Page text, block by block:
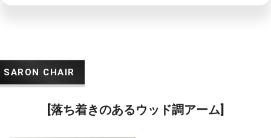
[落ち着きのあるウッド調アーム]